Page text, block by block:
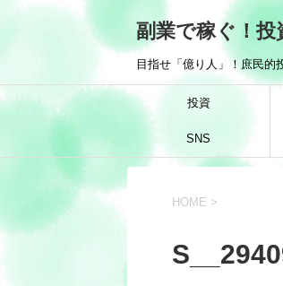
副業で稼ぐ！
目指せ「億り人」！庶民的
投資
SNS
HOME >